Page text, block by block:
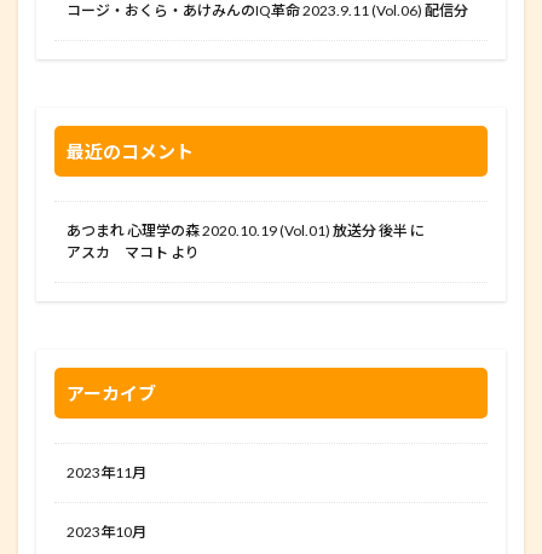
コージ・おくら・あけみんのIQ革命 2023.9.11 (Vol.06) 配信分
最近のコメント
あつまれ 心理学の森 2020.10.19 (Vol.01) 放送分 後半 に
アスカ マコト より
アーカイブ
2023年11月
2023年10月